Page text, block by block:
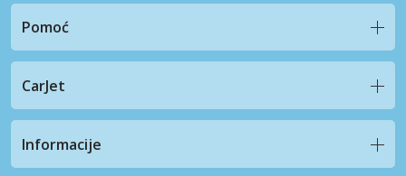
Pomoć
CarJet
Informacije